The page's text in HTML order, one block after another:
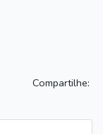
Compartilhe: